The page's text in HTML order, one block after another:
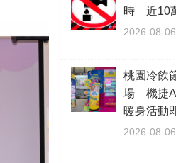
時 近10
2026-08-
桃園冷飲
場 機捷
暖身活動
2026-08-